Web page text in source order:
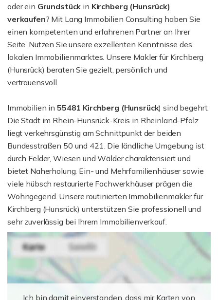
oder ein Grundstück in Kirchberg (Hunsrück)
verkaufen? Mit Lang Immobilien Consulting haben Sie
einen kompetenten und erfahrenen Partner an Ihrer
Seite. Nutzen Sie unsere exzellenten Kenntnisse des
lokalen Immobilienmarktes. Unsere Makler für Kirchberg
(Hunsrück) beraten Sie gezielt, persönlich und
vertrauensvoll.
Immobilien in 55481 Kirchberg (Hunsrück) sind begehrt.
Die Stadt im Rhein-Hunsrück-Kreis in Rheinland-Pfalz
liegt verkehrsgünstig am Schnittpunkt der beiden
Bundesstraßen 50 und 421. Die ländliche Umgebung ist
durch Felder, Wiesen und Wälder charakterisiert und
bietet Naherholung. Ein- und Mehrfamilienhäuser sowie
viele hübsch restaurierte Fachwerkhäuser prägen die
Wohngegend. Unsere routinierten Immobilienmakler für
Kirchberg (Hunsrück) unterstützen Sie professionell und
sehr zuverlässig bei Ihrem Immobilienverkauf.
Ich bin damit einverstanden, dass mir Karten von